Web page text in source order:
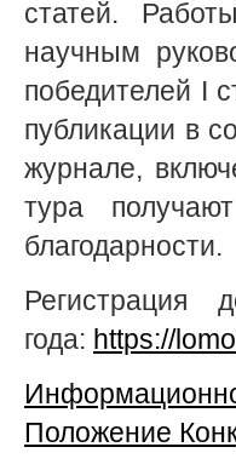
статей.
научным
победителей I
публикации в
журнале,
тура
благодарности.
года: https://
Положение